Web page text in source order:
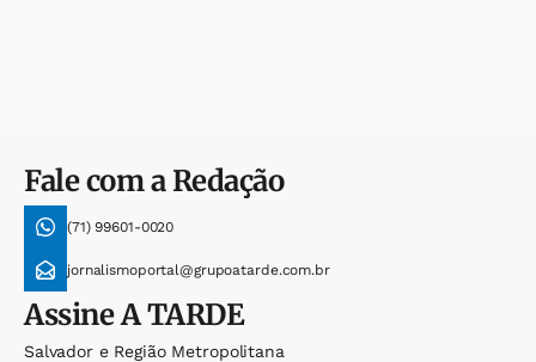
Fale com a Redação
(71) 99601-0020
jornalismoportal@grupoatarde.com.br
AssineA TARDE
Salvador e Região Metropolitana